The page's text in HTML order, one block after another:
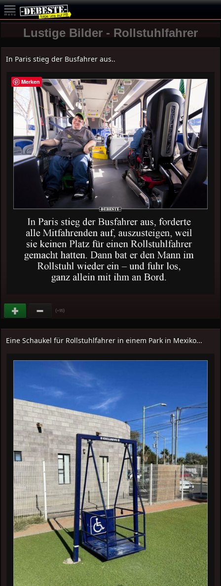
Lustige Bilder - Rollstuhlfahrer
In Paris stieg der Busfahrer aus..
(+95)
Eine Schaukel für Rollstuhlfahrer in einem Park in Mexiko...
Merken